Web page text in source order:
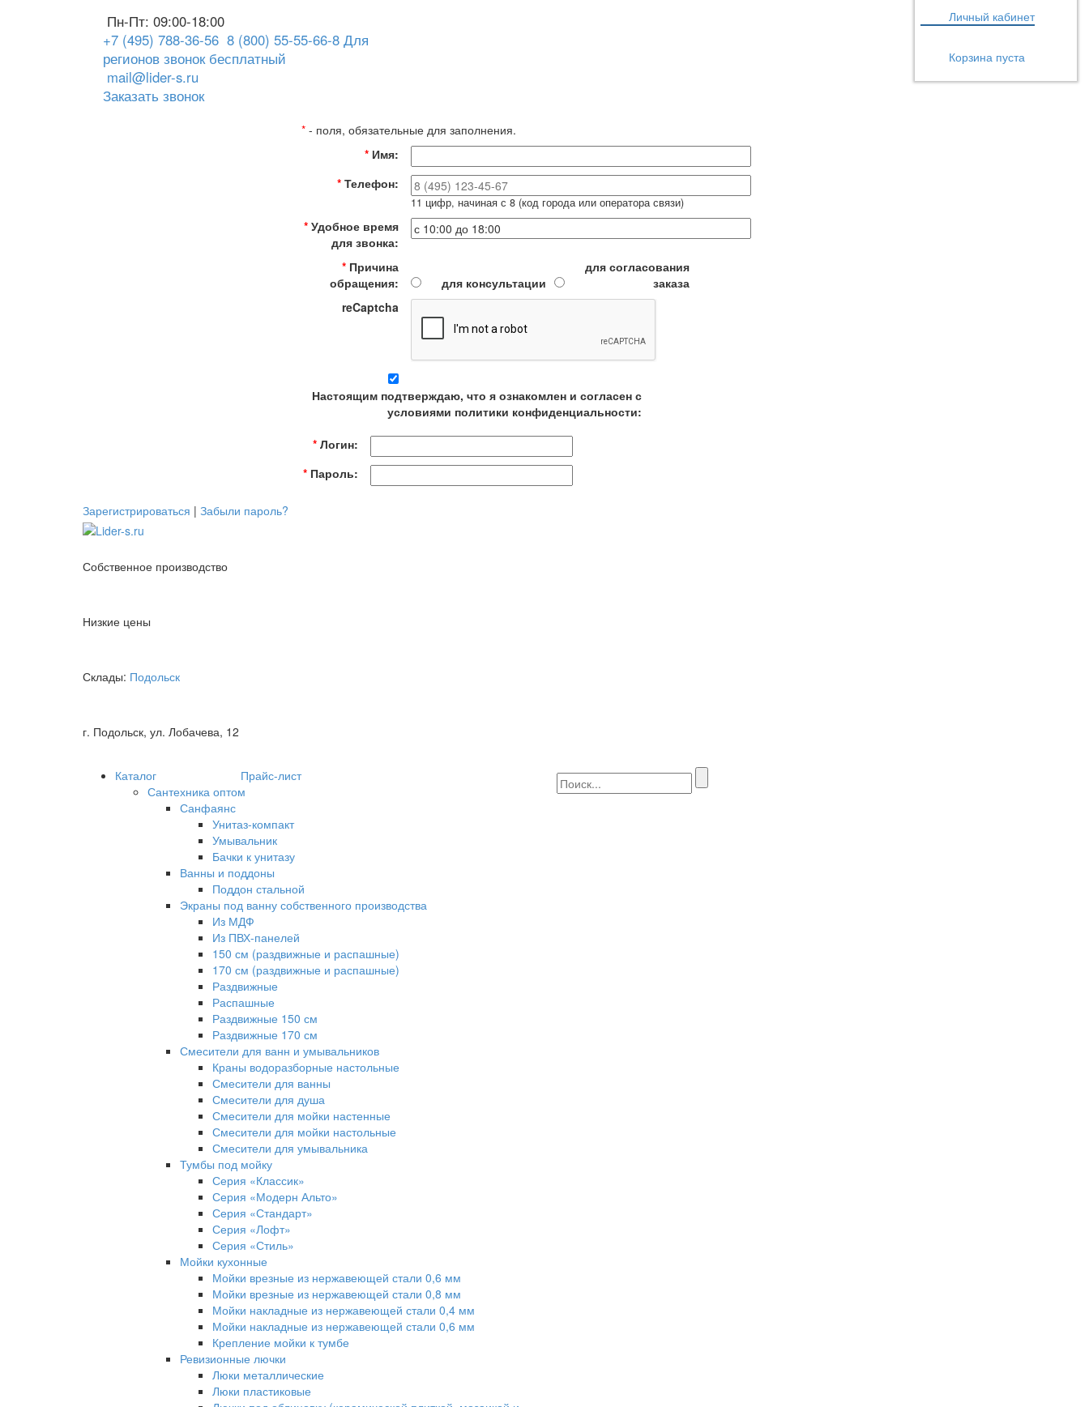
Пн-Пт: 09:00-18:00
+7 (495) 788-36-56 8 (800) 55-55-66-8 Для
регионов звонок бесплатный
mail@lider-s.ru
Заказать звонок
* - поля, обязательные для заполнения.
* Имя:
* Телефон:
11 цифр, начиная с 8 (код города или оператора связи)
* Удобное время
для звонка:
* Причина
обращения:
для консультации
для согласования
заказа
reCaptcha
Настоящим подтверждаю, что я ознакомлен и согласен с
условиями политики конфиденциальности:
Личный кабинет
Корзина пуста
* Логин:
* Пароль:
Зарегистрироваться | Забыли пароль?
Собственное производство
Низкие цены
Склады: Подольск
г. Подольск, ул. Лобачева, 12
Каталог
Сантехника оптом
Санфаянс
Унитаз-компакт
Умывальник
Бачки к унитазу
Ванны и поддоны
Поддон стальной
Экраны под ванну собственного производства
Из МДФ
Из ПВХ-панелей
150 см (раздвижные и распашные)
170 см (раздвижные и распашные)
Раздвижные
Распашные
Раздвижные 150 см
Раздвижные 170 см
Смесители для ванн и умывальников
Краны водоразборные настольные
Смесители для ванны
Смесители для душа
Смесители для мойки настенные
Смесители для мойки настольные
Смесители для умывальника
Тумбы под мойку
Серия «Классик»
Серия «Модерн Альто»
Серия «Стандарт»
Серия «Лофт»
Серия «Стиль»
Мойки кухонные
Мойки врезные из нержавеющей стали 0,6 мм
Мойки врезные из нержавеющей стали 0,8 мм
Мойки накладные из нержавеющей стали 0,4 мм
Мойки накладные из нержавеющей стали 0,6 мм
Крепление мойки к тумбе
Ревизионные лючки
Люки металлические
Люки пластиковые
Прайс-лист